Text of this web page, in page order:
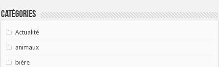
Catégories
Actualité
animaux
bière